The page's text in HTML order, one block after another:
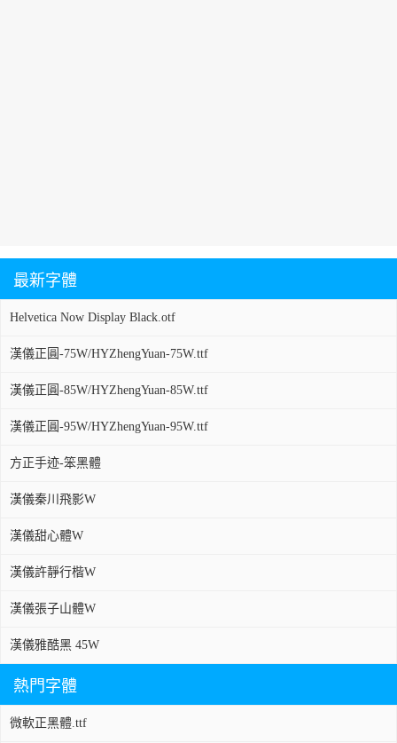
最新字體
Helvetica Now Display Black.otf
漢儀正圓-75W/HYZhengYuan-75W.ttf
漢儀正圓-85W/HYZhengYuan-85W.ttf
漢儀正圓-95W/HYZhengYuan-95W.ttf
方正手迹-笨黑體
漢儀秦川飛影W
漢儀甜心體W
漢儀許靜行楷W
漢儀張子山體W
漢儀雅酷黑 45W
熱門字體
微軟正黑體.ttf